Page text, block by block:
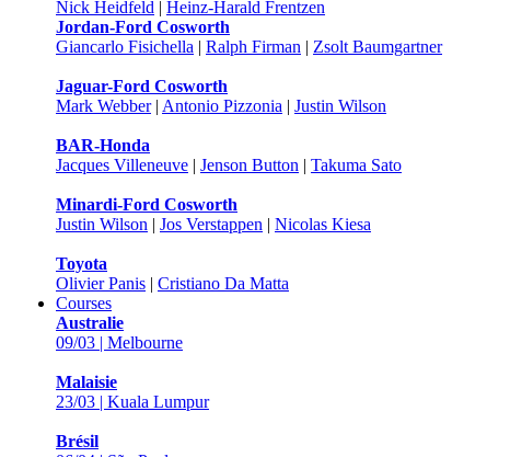
Nick Heidfeld | Heinz-Harald Frentzen
Jordan-Ford Cosworth
Giancarlo Fisichella | Ralph Firman | Zsolt Baumgartner
Jaguar-Ford Cosworth
Mark Webber| Antonio Pizzonia | Justin Wilson
BAR-Honda
Jacques Villeneuve | Jenson Button | Takuma Sato
Minardi-Ford Cosworth
Justin Wilson | Jos Verstappen | Nicolas Kiesa
Toyota
Olivier Panis | Cristiano Da Matta
Courses
Australie
09/03 | Melbourne
Malaisie
23/03 | Kuala Lumpur
Brésil